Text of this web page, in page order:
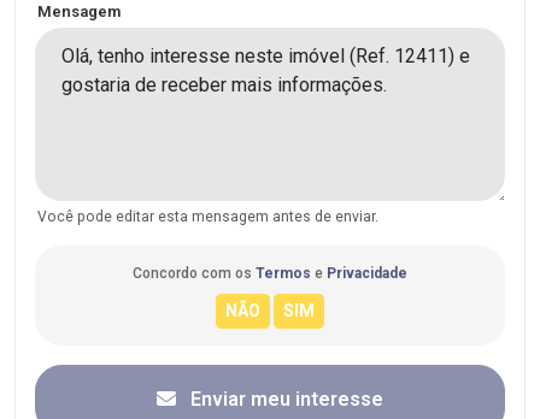
Mensagem
Você pode editar esta mensagem antes de enviar.
Concordo com os Termos e Privacidade
Enviar meu interesse